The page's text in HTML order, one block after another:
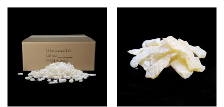
kering udara, seperti
perawatan, pelapis laut dan
logam, pernis aluminium foil,
dapat disegel cat, perekat
sepatu, cat lantai, cat semen,
sablon sutra dan mentransfer
menyediakan resin poliamida
larut toluena dalam berbagai
jenis, seperti DT501, DT501H,
DT508, DT588, dan DT556.